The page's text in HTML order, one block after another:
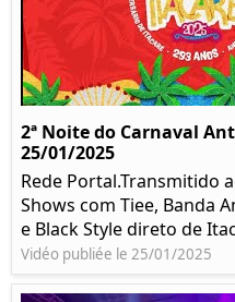
2ª Noite do Carnaval
25/01/2025
Rede Portal.Transmitido
Shows com Tiee, Banda
e Black Style direto de
Vidéo publiée le 25/01/2025